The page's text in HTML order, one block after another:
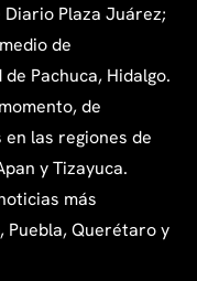
Plaza Juárez;
de
Pachuca, Hidalgo.
de
las regiones de
y Tizayuca.
más
Puebla, Querétaro y